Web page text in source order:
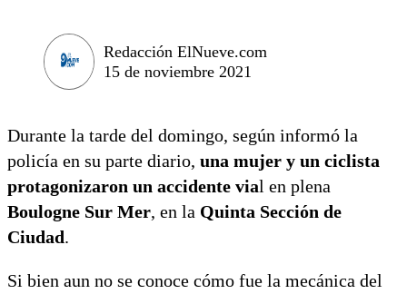
Redacción ElNueve.com
15 de noviembre 2021
Durante la tarde del domingo, según informó la
policía en su parte diario, una mujer y un ciclista
protagonizaron un accidente vial en plena
Boulogne Sur Mer, en la Quinta Sección de
Ciudad.
Si bien aun no se conoce cómo fue la mecánica del